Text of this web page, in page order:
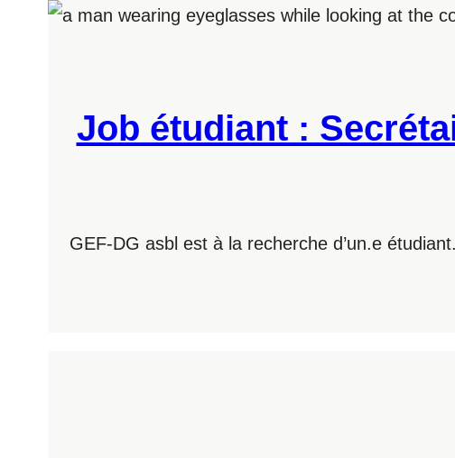
Job étudiant :
GEF-DG asbl est à la recherche d’un.e